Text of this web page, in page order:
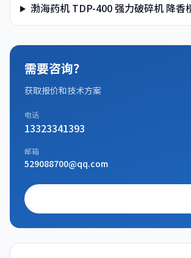
渤海药机 TDP-400 强力破碎机 降
需要咨询？
获取报价和技术方案
电话
13323341393
邮箱
529088700@qq.com